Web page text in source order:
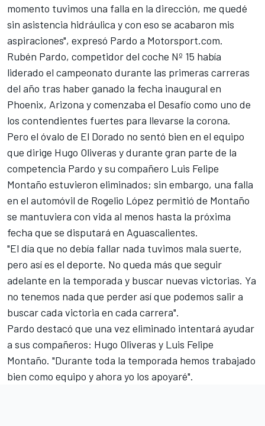
momento tuvimos una falla en la dirección, me quedé
sin asistencia hidráulica y con eso se acabaron mis
aspiraciones", expresó Pardo a Motorsport.com.
Rubén Pardo, competidor del coche Nº 15 había
liderado el campeonato durante las primeras carreras
del año tras haber ganado la fecha inaugural en
Phoenix, Arizona y comenzaba el Desafío como uno de
los contendientes fuertes para llevarse la corona.
Pero el óvalo de El Dorado no sentó bien en el equipo
que dirige Hugo Oliveras y durante gran parte de la
competencia Pardo y su compañero Luis Felipe
Montaño estuvieron eliminados; sin embargo, una falla
en el automóvil de Rogelio López permitió de Montaño
se mantuviera con vida al menos hasta la próxima
fecha que se disputará en Aguascalientes.
"El día que no debía fallar nada tuvimos mala suerte,
pero así es el deporte. No queda más que seguir
adelante en la temporada y buscar nuevas victorias. Ya
no tenemos nada que perder así que podemos salir a
buscar cada victoria en cada carrera".
Pardo destacó que una vez eliminado intentará ayudar
a sus compañeros: Hugo Oliveras y Luis Felipe
Montaño. "Durante toda la temporada hemos trabajado
bien como equipo y ahora yo los apoyaré".